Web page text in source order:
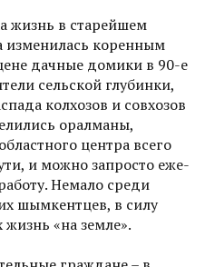
жизнь в старейшем
коренным
дачные домики в 90-е
сельской глубинки,
колхозов и совхозов
оралманы,
центра всего
и можно запросто еже­
Немало среди
шымкентцев, в силу
«на земле».